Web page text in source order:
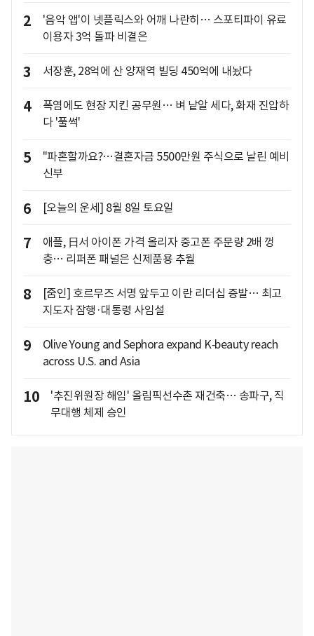
2
'음악 앱'이 넷플릭스와 어깨 나란히… 스포티파이 유료
이용자 3억 돌파 비결은
3 서장훈, 28억에 산 양재역 빌딩 450억에 내놨다
4
폭염에도 현장 지킨 공무원… 벼 낱알 세다, 화재 진압하
다 '풀썩'
5
"파혼할까요?…결혼자금 5500만원 주식으로 날린 예비
신부
6 [오늘의 운세] 8월 8일 토요일
7
애플, 日서 아이폰 가격 올리자 중고폰 주문량 2배 껑
충… 리퍼폰 패널은 신제품용 추월
8
[줌인] 호르무즈 서명 앞두고 이란 리더십 증발… 최고
지도자 잠행·대통령 사임설
9
Olive Young and Sephora expand K‑beauty reach
across U.S. and Asia
10
'추진위원장 해임' 올림픽선수촌 재건축… 송파구, 직
무대행 체제 승인